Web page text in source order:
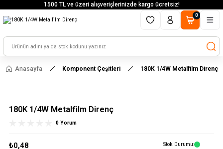
1500 TL ve üzeri alışverişlerinizde kargo ücretsiz!
0
Anasayfa Komponent Çeşitleri 180K 1/4W Metalfilm Direnç
180K 1/4W Metalfilm Direnç
0 Yorum
₺0,48 Stok Durumu